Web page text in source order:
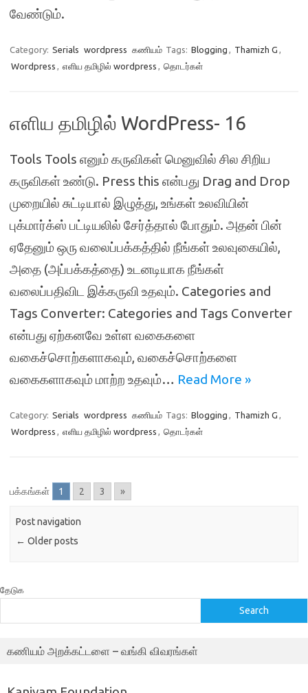
வேண்டும்.
Category: Serials wordpress கணியம் Tags: Blogging , Thamizh G ,
Wordpress , எளிய தமிழில் wordpress , தொடர்கள்
எளிய தமிழில் WordPress- 16
Tools Tools எனும் கருவிகள் மெனுவில் சில சிறிய
கருவிகள் உண்டு. Press this என்பது Drag and Drop
முறையில் சுட்டியால் இழுத்து, உங்கள் உலவியின்
புக்மார்க்ஸ் பட்டியலில் சேர்த்தால் போதும். அதன் பின்
ஏதேனும் ஒரு வலைப்பக்கத்தில் நீங்கள் உலவுகையில்,
அதை (அப்பக்கத்தை) உடனடியாக நீங்கள்
வலைப்பதிவிட இக்கருவி உதவும். Categories and
Tags Converter: Categories and Tags Converter
என்பது ஏற்கனவே உள்ள வகைகளை
வகைச்சொற்களாகவும், வகைச்சொற்களை
வகைகளாகவும் மாற்ற உதவும்… Read More »
Category: Serials wordpress கணியம் Tags: Blogging , Thamizh G ,
Wordpress , எளிய தமிழில் wordpress , தொடர்கள்
பக்கங்கள் 1 2 3 »
Post navigation
← Older posts
தேடுக
Search
கணியம் அறக்கட்டளை – வங்கி விவரங்கள்